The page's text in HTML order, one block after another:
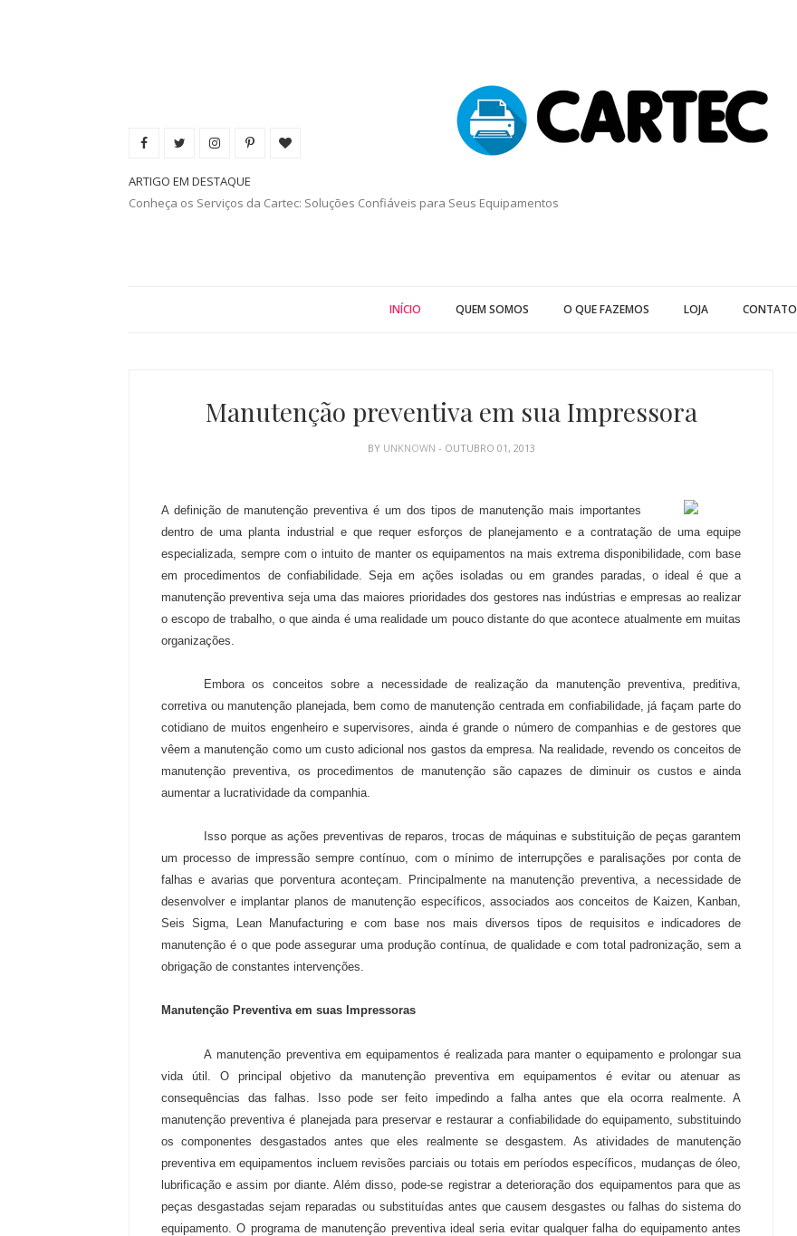
ARTIGO EM DESTAQUE
Conheça os Serviços da Cartec: Soluções Confiáveis para Seus Equipamentos
INÍCIO QUEM SOMOS O QUE FAZEMOS LOJA CONTATO
Manutenção preventiva em sua Impressora
BY UNKNOWN - OUTUBRO 01, 2013
A definição de manutenção preventiva é um dos tipos de manutenção mais importantes
dentro de uma planta industrial e que requer esforços de planejamento e a contratação de uma equipe
especializada, sempre com o intuito de manter os equipamentos na mais extrema disponibilidade, com base
em procedimentos de confiabilidade. Seja em ações isoladas ou em grandes paradas, o ideal é que a
manutenção preventiva seja uma das maiores prioridades dos gestores nas indústrias e empresas ao realizar
o escopo de trabalho, o que ainda é uma realidade um pouco distante do que acontece atualmente em muitas
organizações.
Embora os conceitos sobre a necessidade de realização da manutenção preventiva, preditiva,
corretiva ou manutenção planejada, bem como de manutenção centrada em confiabilidade, já façam parte do
cotidiano de muitos engenheiro e supervisores, ainda é grande o número de companhias e de gestores que
vêem a manutenção como um custo adicional nos gastos da empresa. Na realidade, revendo os conceitos de
manutenção preventiva, os procedimentos de manutenção são capazes de diminuir os custos e ainda
aumentar a lucratividade da companhia.
Isso porque as ações preventivas de reparos, trocas de máquinas e substituição de peças garantem
um processo de impressão sempre contínuo, com o mínimo de interrupções e paralisações por conta de
falhas e avarias que porventura aconteçam. Principalmente na manutenção preventiva, a necessidade de
desenvolver e implantar planos de manutenção específicos, associados aos conceitos de Kaizen, Kanban,
Seis Sigma, Lean Manufacturing e com base nos mais diversos tipos de requisitos e indicadores de
manutenção é o que pode assegurar uma produção contínua, de qualidade e com total padronização, sem a
obrigação de constantes intervenções.
Manutenção Preventiva em suas Impressoras
A manutenção preventiva em equipamentos é realizada para manter o equipamento e prolongar sua
vida útil. O principal objetivo da manutenção preventiva em equipamentos é evitar ou atenuar as
consequências das falhas. Isso pode ser feito impedindo a falha antes que ela ocorra realmente. A
manutenção preventiva é planejada para preservar e restaurar a confiabilidade do equipamento, substituindo
os componentes desgastados antes que eles realmente se desgastem. As atividades de manutenção
preventiva em equipamentos incluem revisões parciais ou totais em períodos específicos, mudanças de óleo,
lubrificação e assim por diante. Além disso, pode-se registrar a deterioração dos equipamentos para que as
peças desgastadas sejam reparadas ou substituídas antes que causem desgastes ou falhas do sistema do
equipamento. O programa de manutenção preventiva ideal seria evitar qualquer falha do equipamento antes